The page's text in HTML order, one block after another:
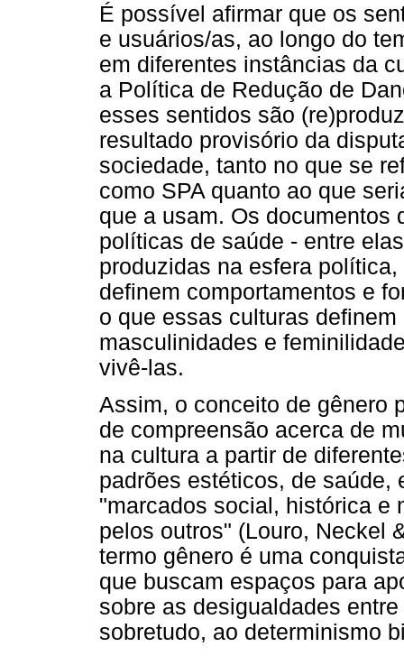
É possível afirmar que os
e usuários/as, ao longo do
em diferentes instâncias da
a Política de Redução de
esses sentidos são
resultado provisório da
sociedade, tanto no que se
como SPA quanto ao que
que a usam. Os documentos
políticas de saúde - entre
produzidas na esfera
definem comportamentos e
o que essas culturas
masculinidades e
vivê-las.
Assim, o conceito de gênero
de compreensão acerca de
na cultura a partir de
padrões estéticos, de saúde,
"marcados social, histórica e
pelos outros" (Louro, Neckel
termo gênero é uma
que buscam espaços para
sobre as desigualdades
sobretudo, ao determinismo